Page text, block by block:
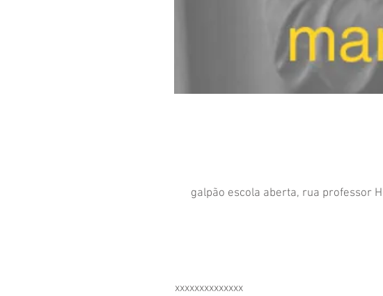
galpão escola aberta, rua professor
xxxxxxxxxxxxxx